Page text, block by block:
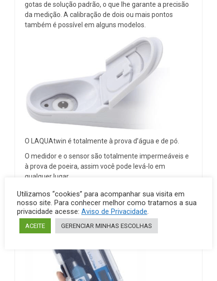
gotas de solução padrão, o que lhe garante a precisão
da medição. A calibração de dois ou mais pontos
também é possível em alguns modelos.
O LAQUAtwin é totalmente à prova d’água e de pó.
O medidor e o sensor são totalmente impermeáveis e
à prova de poeira, assim você pode levá-lo em
qualquer lugar.
minutos a 1 m. Não é adequado para uso submarino.
Utilizamos “cookies” para acompanhar sua visita em
nosso site. Para conhecer melhor como tratamos a sua
privacidade acesse: Aviso de Privacidade
ACEITE GERENCIAR MINHAS ESCOLHAS